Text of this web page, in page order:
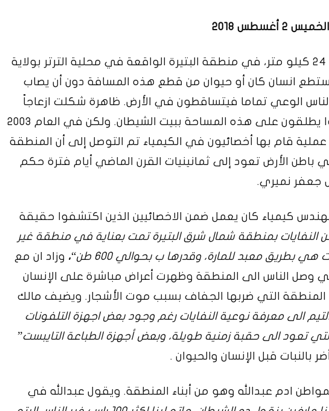
2 أغسطس 2018
في مساحة تغطي 24 كيلو متر، في منطقة البتيرة الواقعة في محلية الترتر بولاية
انسان كان أو حيوان من قطع هذه المسافة دون أن يصاب
الوعي تماما فيتساقطون في الأرض. ظاهرة شكلت ازعاجاً
كبيراً للسكان فكانوا يطلقون على هذه المساحة ببيت الشيطان. ولكن في العام 2003
قام بها أخصائيون في الكيمياء تم التوصل إلى أن المنطقة
باطن الأرض تعود إلى ثمانينيات القرن الماضي أيام فترة حكم
جعفر نميري.
كيمياء كان يعمل ضمن الاخصائيين الذين اكتشفوا حقيقة
النفايات بمنطقة شمال شرق البتيرة تمت بعناية في منطقة غير
هي بطريق معبد للمارة، وقدرها ب بحوالي 600 طن
“، وزاد ان مع
وصل الناس الى المنطقة وظهرت أعراض مباشرة على الإنسان
التي ضربها الجفاف بسبب موت الأشجار. ويضيف مالك
الى معرفة نوعية النفايات رغم وجود بعض اجهزة التلفونات
تعود الى حقبة زمنية طويلة، وبعض أجهزة الطباعة التايبست”
بالنبات قبل الإنسان والحيوان .
ادم عبدالله وهو من أبناء المنطقة. ويقول عبدالله في